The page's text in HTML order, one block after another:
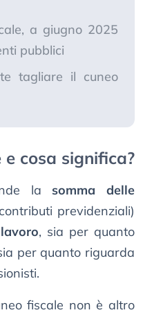
a giugno 2025
pubblici
tagliare il cuneo
e cosa significa?
la somma delle
previdenziali)
, sia per quanto
per quanto riguarda
fiscale non è altro